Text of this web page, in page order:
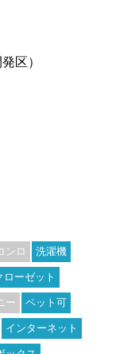
区）
ンロ 洗濯機
ローゼット
ー ペット可
インターネット